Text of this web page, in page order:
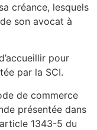
créance, lesquels
son avocat à
pour
par la SCI.
de commerce
présentée dans
1343-5 du